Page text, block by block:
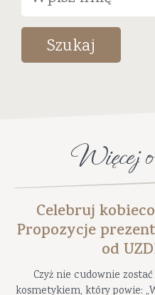
Szukaj
Więcej o
Celebruj
Propozycje
od
Czyż nie cudownie
kosmetykiem, który powie: